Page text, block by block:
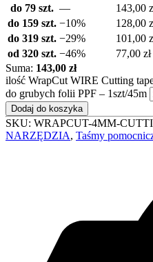
do 79 szt. — 143,00
do 159 szt. −10% 128,00
do 319 szt. −29% 101,00
od 320 szt. −46% 77,00 zł
Suma: 143,00 zł
ilość WrapCut WIRE Cutting
do grubych folii PPF – 1szt/45m
Dodaj do koszyka
SKU: WRAPCUT-4MM-
NARZĘDZIA, Taśmy